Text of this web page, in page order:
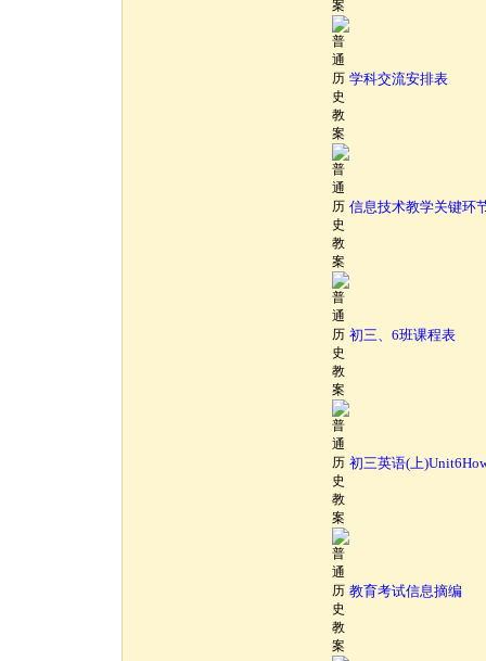
学科交流安排表
信息技术教学关键环
初三、6班课程表
初三英语(上
教育考试信息摘编